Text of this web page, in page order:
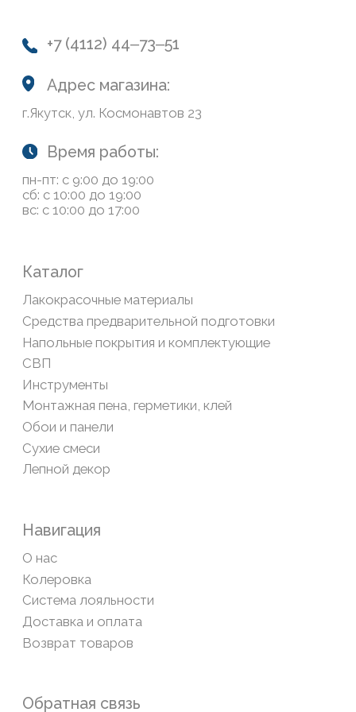
публичной офертой, определяемой положениями Статьи
437(2) Гражданского кодекса РФ
ООО «Современный дом», ОГРН 1111435007265.
Обратная связь
Разработка сайта
Доставка и оплата
Возврат товаров